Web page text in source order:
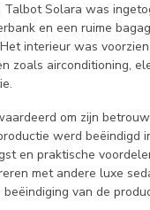
Solara was
en een ruime
interieur was
zoals airconditioning,
om zijn
werd beëindigd
en praktische
met andere luxe
van de